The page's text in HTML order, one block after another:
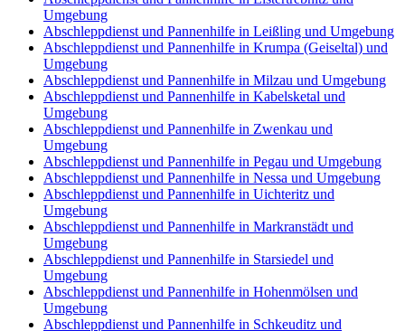
Umgebung
Abschleppdienst und Pannenhilfe in Leißling und Umgebung
Abschleppdienst und Pannenhilfe in Krumpa (Geiseltal) und
Umgebung
Abschleppdienst und Pannenhilfe in Milzau und Umgebung
Abschleppdienst und Pannenhilfe in Kabelsketal und
Umgebung
Abschleppdienst und Pannenhilfe in Zwenkau und
Umgebung
Abschleppdienst und Pannenhilfe in Pegau und Umgebung
Abschleppdienst und Pannenhilfe in Nessa und Umgebung
Abschleppdienst und Pannenhilfe in Uichteritz und
Umgebung
Abschleppdienst und Pannenhilfe in Markranstädt und
Umgebung
Abschleppdienst und Pannenhilfe in Starsiedel und
Umgebung
Abschleppdienst und Pannenhilfe in Hohenmölsen und
Umgebung
Abschleppdienst und Pannenhilfe in Schkeuditz und